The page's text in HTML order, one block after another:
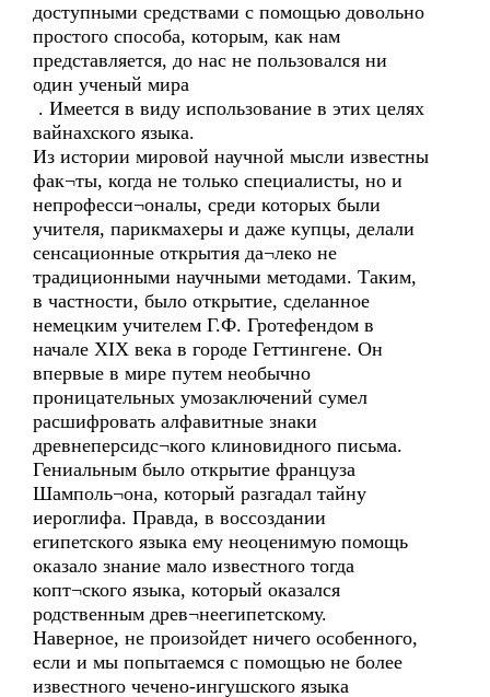
доступными средствами с помощью довольно
простого способа, которым, как нам
представляется, до нас не пользовался ни
один ученый мира
. Имеется в виду использование в этих целях
вайнахского языка.
Из истории мировой научной мысли известны
фак¬ты, когда не только специалисты, но и
непрофесси¬оналы, среди которых были
учителя, парикмахеры и даже купцы, делали
сенсационные открытия да¬леко не
традиционными научными методами. Таким,
в частности, было открытие, сделанное
немецким учителем Г.Ф. Гротефендом в
начале XIX века в городе Геттингене. Он
впервые в мире путем необычно
проницательных умозаключений сумел
расшифровать алфавитные знаки
древнеперсидс¬кого клиновидного письма.
Гениальным было открытие француза
Шамполь¬она, который разгадал тайну
иероглифа. Правда, в воссоздании
египетского языка ему неоценимую помощь
оказало знание мало известного тогда
копт¬ского языка, который оказался
родственным древ¬неегипетскому.
Наверное, не произойдет ничего особенного,
если и мы попытаемся с помощью не более
известного чечено-ингушского языка